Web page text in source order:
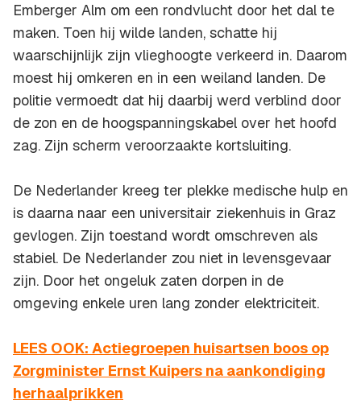
Emberger Alm om een rondvlucht door het dal te
maken. Toen hij wilde landen, schatte hij
waarschijnlijk zijn vlieghoogte verkeerd in. Daarom
moest hij omkeren en in een weiland landen. De
politie vermoedt dat hij daarbij werd verblind door
de zon en de hoogspanningskabel over het hoofd
zag. Zijn scherm veroorzaakte kortsluiting.
De Nederlander kreeg ter plekke medische hulp en
is daarna naar een universitair ziekenhuis in Graz
gevlogen. Zijn toestand wordt omschreven als
stabiel. De Nederlander zou niet in levensgevaar
zijn. Door het ongeluk zaten dorpen in de
omgeving enkele uren lang zonder elektriciteit.
LEES OOK: Actiegroepen huisartsen boos op
Zorgminister Ernst Kuipers na aankondiging
herhaalprikken